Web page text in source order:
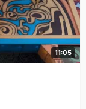
11:05